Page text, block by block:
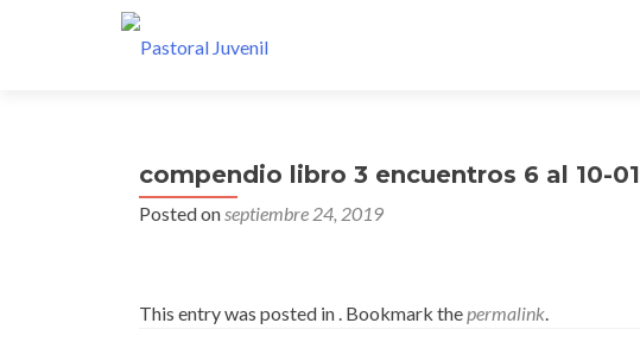
compendio libro 3 encuentros 6 al 10-01
Posted onseptiembre 24, 2019
This entry was posted in . Bookmark thepermalink.